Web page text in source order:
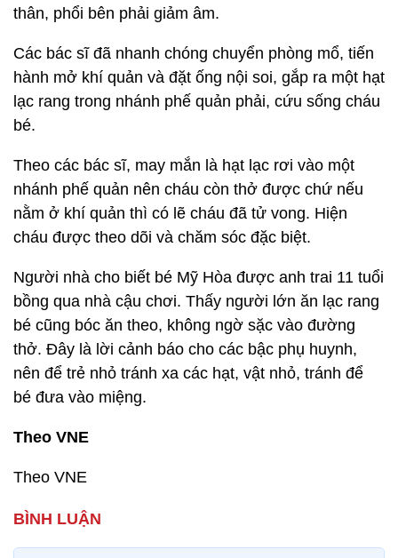
thân, phổi bên phải giảm âm.
Các bác sĩ đã nhanh chóng chuyển phòng mổ, tiến
hành mở khí quản và đặt ống nội soi, gắp ra một hạt
lạc rang trong nhánh phế quản phải, cứu sống cháu
bé.
Theo các bác sĩ, may mắn là hạt lạc rơi vào một
nhánh phế quản nên cháu còn thở được chứ nếu
nằm ở khí quản thì có lẽ cháu đã tử vong. Hiện
cháu được theo dõi và chăm sóc đặc biệt.
Người nhà cho biết bé Mỹ Hòa được anh trai 11 tuổi
bồng qua nhà cậu chơi. Thấy người lớn ăn lạc rang
bé cũng bóc ăn theo, không ngờ sặc vào đường
thở. Đây là lời cảnh báo cho các bậc phụ huynh,
nên để trẻ nhỏ tránh xa các hạt, vật nhỏ, tránh để
bé đưa vào miệng.
Theo VNE
Theo VNE